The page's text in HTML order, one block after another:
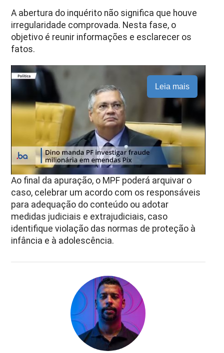
A abertura do inquérito não significa que houve
irregularidade comprovada. Nesta fase, o
objetivo é reunir informações e esclarecer os
fatos.
Leia mais
Ao final da apuração, o MPF poderá arquivar o
caso, celebrar um acordo com os responsáveis
para adequação do conteúdo ou adotar
medidas judiciais e extrajudiciais, caso
identifique violação das normas de proteção à
infância e à adolescência.